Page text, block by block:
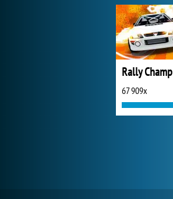
Rally Champ
67 909x